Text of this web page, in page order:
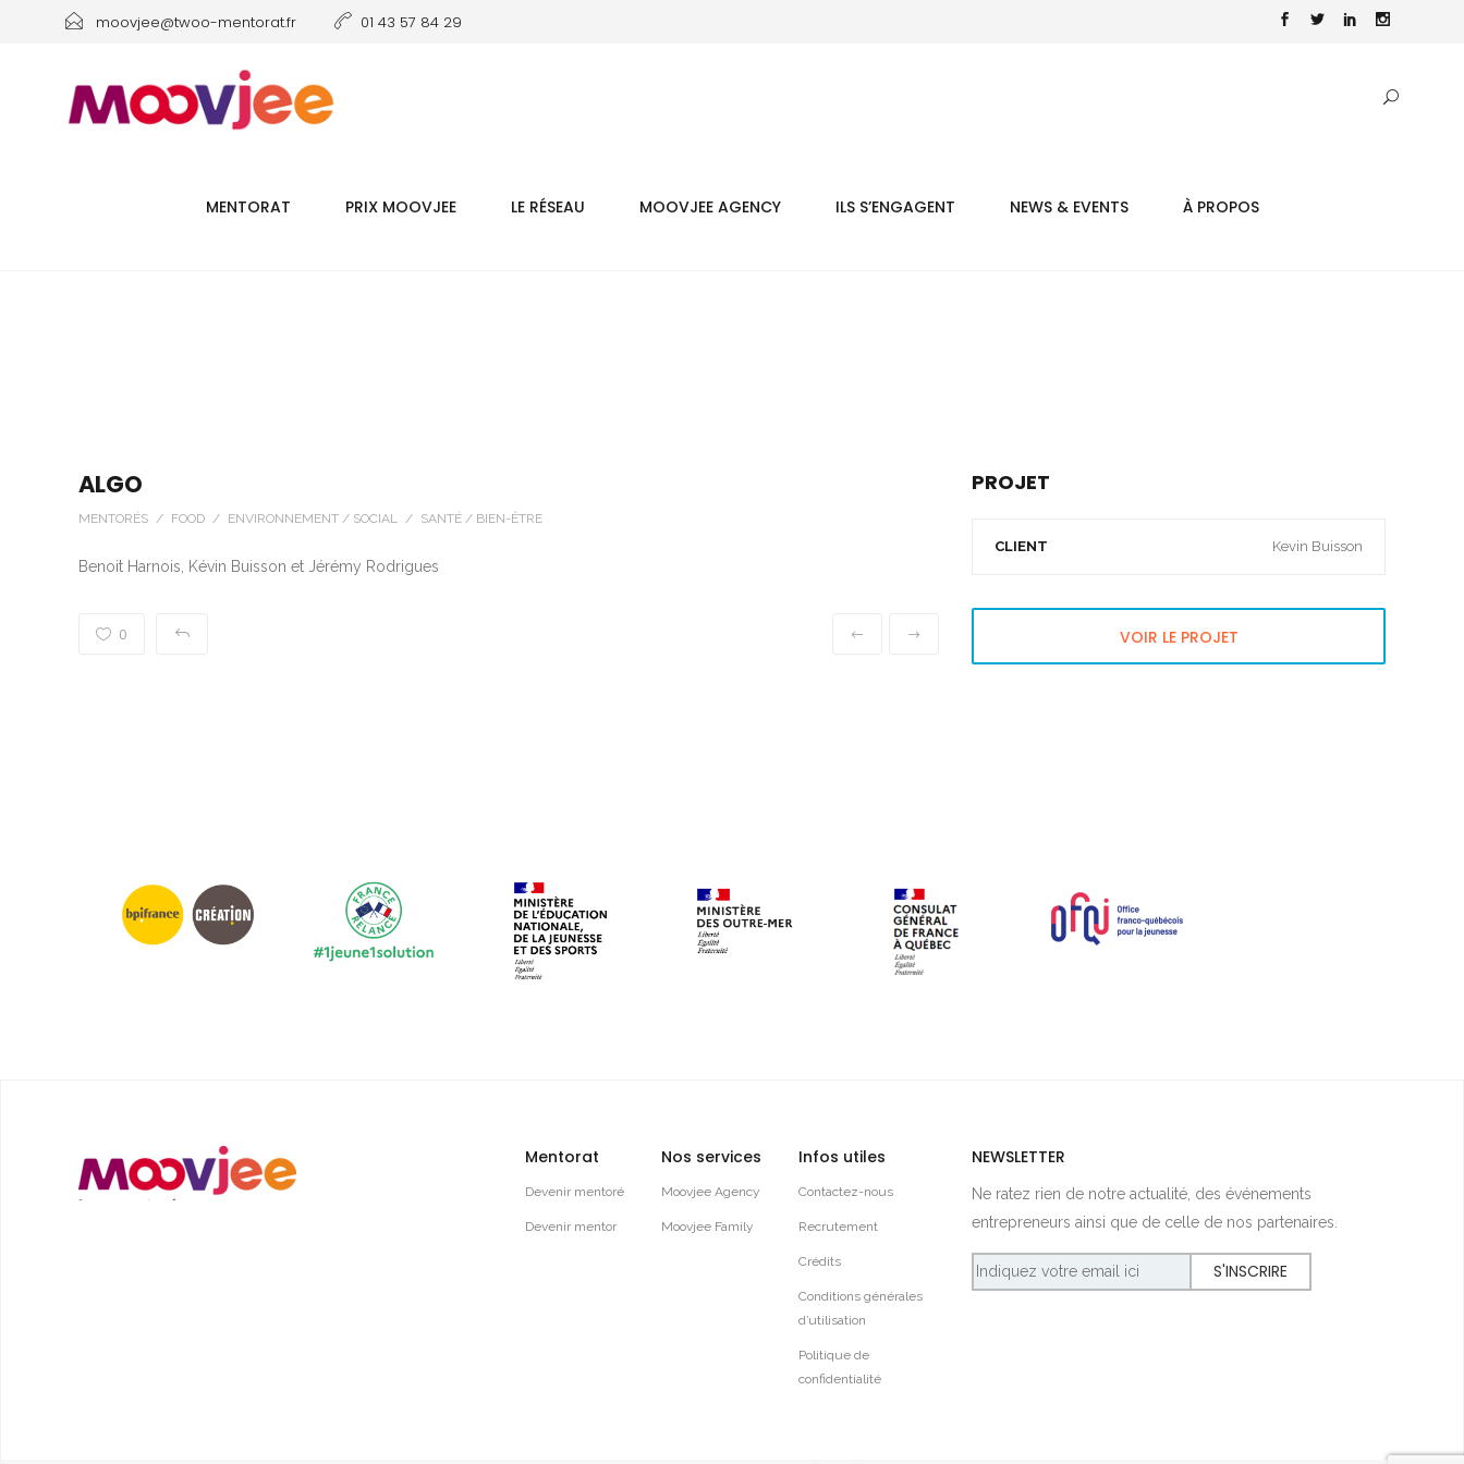
moovjee@twoo-mentorat.fr 01 43 57 84 29
MENTORAT PRIX MOOVJEE LE RÉSEAU MOOVJEE AGENCY ILS S’ENGAGENT NEWS & EVENTS À PROPOS
ALGO
MENTORÉS / FOOD / ENVIRONNEMENT / SOCIAL / SANTÉ / BIEN-ÊTRE
Benoit Harnois, Kévin Buisson et Jérémy Rodrigues
0
PROJET
CLIENT Kevin Buisson
VOIR LE PROJET
Mentorat
Devenir mentoré
Devenir mentor
Nos services
Moovjee Agency
Moovjee Family
Infos utiles
Contactez-nous
Recrutement
Crédits
Conditions générales
d’utilisation
Politique de
confidentialité
NEWSLETTER
Ne ratez rien de notre actualité, des événements
entrepreneurs ainsi que de celle de nos partenaires.